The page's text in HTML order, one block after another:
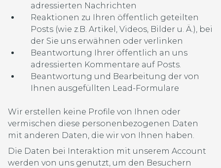
adressierten Nachrichten
Reaktionen zu Ihren öffentlich geteilten
Posts (wie z.B. Artikel, Videos, Bilder u. Ä.), bei
der Sie uns erwähnen oder verlinken
Beantwortung Ihrer öffentlich an uns
adressierten Kommentare auf Posts.
Beantwortung und Bearbeitung der von
Ihnen ausgefüllten Lead-Formulare
Wir erstellen keine Profile von Ihnen oder
vermischen diese personenbezogenen Daten
mit anderen Daten, die wir von Ihnen haben.
Die Daten bei Interaktion mit unserem Account
werden von uns genutzt, um den Besuchern